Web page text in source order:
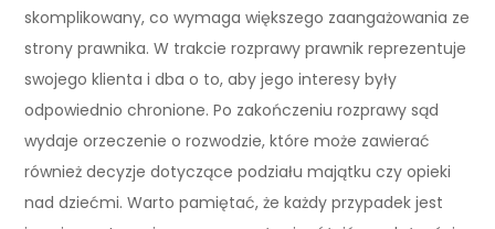
skomplikowany, co wymaga większego zaangażowania ze
strony prawnika. W trakcie rozprawy prawnik reprezentuje
swojego klienta i dba o to, aby jego interesy były
odpowiednio chronione. Po zakończeniu rozprawy sąd
wydaje orzeczenie o rozwodzie, które może zawierać
również decyzje dotyczące podziału majątku czy opieki
nad dziećmi. Warto pamiętać, że każdy przypadek jest